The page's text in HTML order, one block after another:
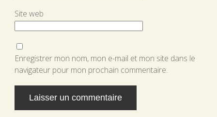
Site web
Enregistrer mon nom, mon e-mail et mon site dans le
navigateur pour mon prochain commentaire.